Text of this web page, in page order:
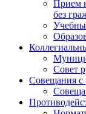
Прием
без
Совет
Совещания с